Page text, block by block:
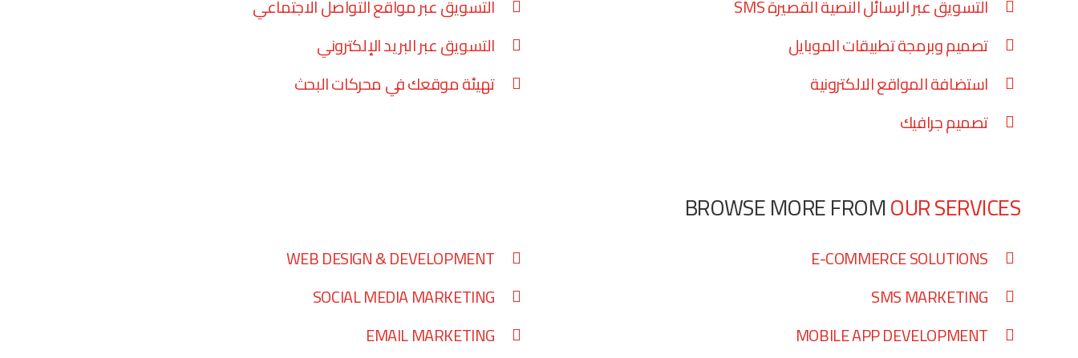
التسويق عبر مواقع التواصل الاجتماعي
التسويق عبر البريد الإلكتروني
تهيئة موقعك في محركات البحث
التسويق عبر الرسائل النصية القصيرة SMS
تصميم وبرمجة تطبيقات الموبايل
استضافة المواقع الالكترونية
تصميم جرافيك
BROWSE MORE FROMOUR SERVICES
WEB DESIGN & DEVELOPMENT
SOCIAL MEDIA MARKETING
EMAIL MARKETING
E-COMMERCE SOLUTIONS
SMS MARKETING
MOBILE APP DEVELOPMENT